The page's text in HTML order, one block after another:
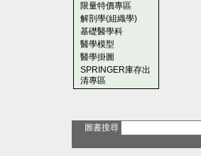
限量特價專區
解剖學(組織學)
基礎醫學科
醫學模型
醫學掛圖
SPRINGER庫存出
清專區
圖書搜尋